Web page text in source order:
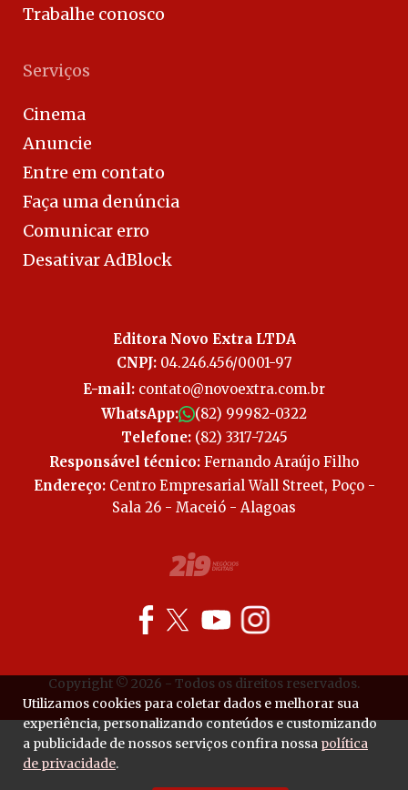
Trabalhe conosco
Serviços
Cinema
Anuncie
Entre em contato
Faça uma denúncia
Comunicar erro
Desativar AdBlock
Editora Novo Extra LTDA
CNPJ:04.246.456/0001-97
E-mail: contato@novoextra.com.br
WhatsApp:
(82) 99982-0322
Telefone:(82) 3317-7245
Responsável técnico: Fernando Araújo Filho
Endereço:Centro Empresarial Wall Street, Poço -
Sala 26 - Maceió - Alagoas
Copyright © 2026 - Todos os direitos reservados.
Utilizamos cookies para coletar dados e melhorar sua
experiência, personalizando conteúdos e customizando
a publicidade de nossos serviços confira nossa política
de privacidade.